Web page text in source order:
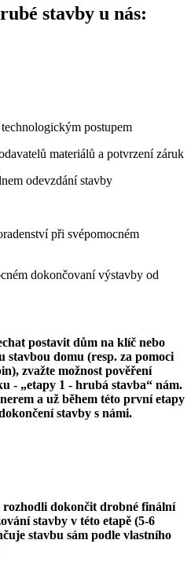
stavby u nás:
postupem
materiálů a potvrzení záruk
odevzdání stavby
při svépomocném
dokončovaní výstavby od
postavit dům na klíč nebo
stavbou domu (resp. za pomoci
zvažte možnost pověření
- „etapy 1 - hrubá stavba“ nám.
a už během této první etapy
stavby s námi.
rozhodli dokončit drobné finální
stavby v této etapě (5-6
stavbu sám podle vlastního